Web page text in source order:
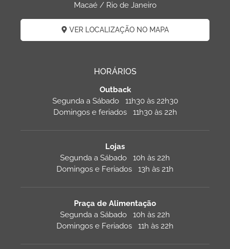
Macaé / Rio de Janeiro
VER LOCALIZAÇÃO NO MAPA
HORÁRIOS
Outback
Segunda a Sábado 11h30 às 22h30
Domingos e feriados 11h30 às 22h
Lojas
Segunda a Sábado 10h às 22h
Domingos e Feriados 13h às 21h
Praça de Alimentação
Segunda a Sábado 10h às 22h
Domingos e Feriados 11h às 22h